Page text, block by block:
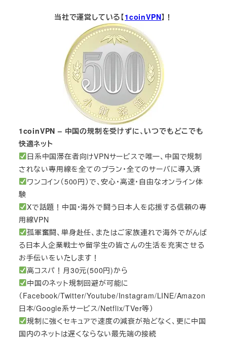
当社で運営している【1coinVPN】！
1coinVPN – 中国の規制を受けずに、いつでもどこでも
快適ネット
日系中国滞在者向けVPNサービスで唯一、中国で規制
されない専用線を全てのプラン・全てのサーバに導入済
ワンコイン（500円）で、安心・高速・自由なオンライン体
験
Xで話題！中国・海外で闘う日本人を応援する信頼の専
用線VPN
孤軍奮闘、単身赴任、またはご家族連れで海外でがんば
る日本人企業戦士や留学生の皆さんの生活を充実させる
お手伝いをいたします！
高コスパ！月30元(500円)から
中国のネット規制回避が可能に
（Facebook/Twitter/Youtube/Instagram/LINE/Amazon
日本/Google系サービス/Netflix/TVer等）
規制に強くセキュアで速度の減衰が殆どなく、更に中国
国内のネットは遅くならない最先端の接続